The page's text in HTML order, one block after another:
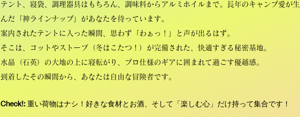
テント、寝袋、調理器具はもちろん、調味料からアルミホイルまで。長年のキャンプ愛が生
んだ「神ラインナップ」があなたを待っています。
案内されたテントに入った瞬間、思わず「わぁっ！」と声が出るはず。
そこは、コットやストーブ（冬はこたつ！）が完備された、快適すぎる秘密基地。
水晶（石英）の大地の上に寝転がり、プロ仕様のギアに囲まれて過ごす優越感。
到着したその瞬間から、あなたは自由な冒険者です。
Check!:重い荷物はナシ！好きな食材とお酒、そして「楽しむ心」だけ持って集合です！